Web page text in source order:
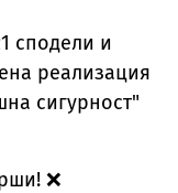
сподели и
реализация
сигурност"
❌